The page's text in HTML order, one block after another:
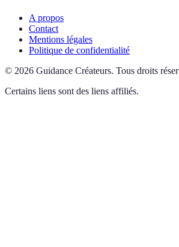
A propos
Contact
Mentions légales
Politique de confidentialité
© 2026 Guidance Créateurs. Tous droits
Certains liens sont des liens affiliés.